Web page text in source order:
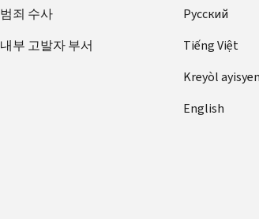
범죄 수사
내부 고발자 부서
Pусский
Tiếng Việt
Kreyòl ayisyen
English